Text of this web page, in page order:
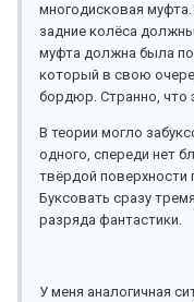
многодисковая
задние колёса
муфта должна была
который в свою
бордюр. Странно, что
В теории могло
одного, спереди нет
твёрдой поверхности
Буксовать сразу
разряда фантастики.
У меня аналогичная